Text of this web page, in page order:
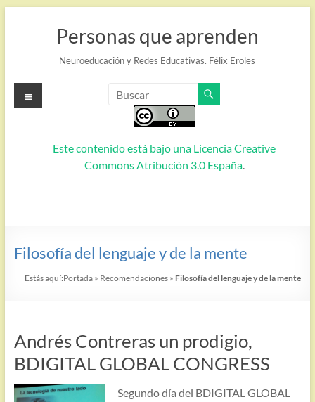
Personas que aprenden
Neuroeducación y Redes Educativas. Félix Eroles
Este contenido está bajo una Licencia Creative
Commons Atribución 3.0 España.
Menú
Filosofía del lenguaje y de la mente
Estás aquí:Portada » Recomendaciones » Filosofía del lenguaje y de la mente
Andrés Contreras un prodigio,
BDIGITAL GLOBAL CONGRESS
Segundo día del BDIGITAL GLOBAL